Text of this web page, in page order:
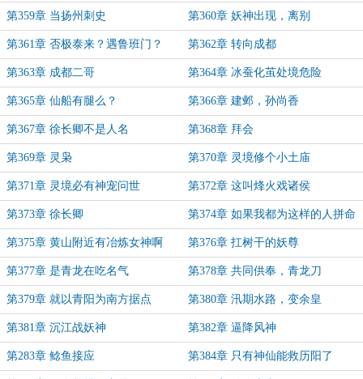
第359章 当扬州刺史 第360章 妖神出现，离别
第361章 否极泰来？遇鲁班门？ 第362章 转向成都
第363章 成都二哥 第364章 冰蚕化茧处境危险
第365章 仙船有腿么？ 第366章 建邺，孙尚香
第367章 徐长卿不是人名 第368章 拜会
第369章 灵枭 第370章 灵境修个小土庙
第371章 灵境必有神宠问世 第372章 这叫烽火戏诸侯
第373章 徐长卿 第374章 如果我都为这样的人拼命
了……
第375章 黄山附近有冶炼女神啊 第376章 扛树干的妖尊
第377章 是青龙在吃名气 第378章 共同供奉，青龙刀
第379章 就以青阳为南方据点 第380章 汛期水路，变余皇
第381章 沉江战妖神 第382章 逼降风神
第283章 鲶鱼接应 第384章 只有神仙能救历阳了